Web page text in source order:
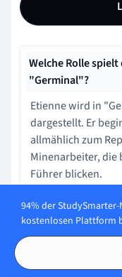
Welche Rolle
"Germinal"?
Etienne wird in
dargestellt. Er
allmählich zum
Minenarbeiter, die
Führer blicken.
Welche Themen
"Germinal" auf?
94% der
kostenlosen Plattform